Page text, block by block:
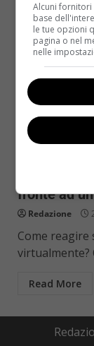
Sesso
fronte ad
Redazione
Come
virtualmente?
Read More
Alcuni
base
le tue opzioni
pagina o nel
nelle